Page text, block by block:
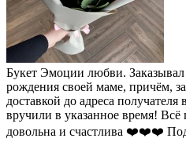
Букет Эмоции любви. Заказывал
рождения своей маме, причём,
доставкой до адреса
вручили в указанное время!
довольна и счастлива ❤️❤️❤️